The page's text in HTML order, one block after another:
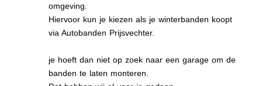
omgeving.
Hiervoor kun je kiezen als je winterbanden koopt
via Autobanden Prijsvechter.
je hoeft dan niet op zoek naar een garage om de
banden te laten monteren.